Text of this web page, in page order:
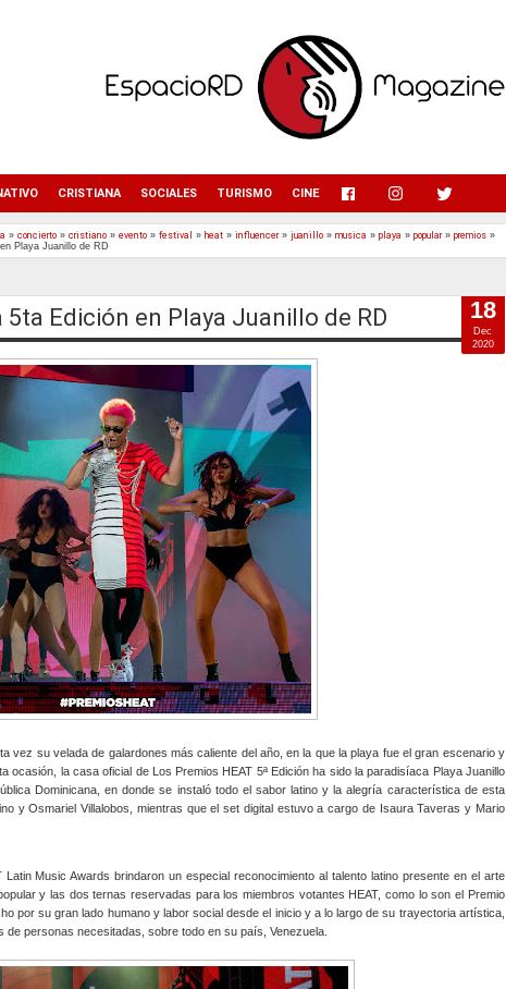
CRISTIANA SOCIALES TURISMO CINE
» concierto » cristiano » evento » festival » heat » influencer» juanillo » musica » playa » popular» premios »
Playa Juanillo de RD
Edición en Playa Juanillo de RD
vez su velada de galardones más caliente del año, en la que la playa fue el gran escenario y
ocasión, la casa oficial de Los Premios HEAT 5ª Edición ha sido la paradisíaca Playa Juanillo
Dominicana, en donde se instaló todo el sabor latino y la alegría característica de esta
y Osmariel Villalobos, mientras que el set digital estuvo a cargo de Isaura Taveras y Mario
Music Awards brindaron un especial reconocimiento al talento latino presente en el arte
y las dos ternas reservadas para los miembros votantes HEAT, como lo son el Premio
por su gran lado humano y labor social desde el inicio y a lo largo de su trayectoria artística,
personas necesitadas, sobre todo en su país, Venezuela.
18
Dec
2020